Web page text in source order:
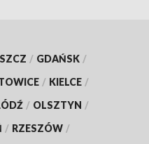
/ GDAŃSK /
/ KIELCE /
/ OLSZTYN /
/ RZESZÓW /